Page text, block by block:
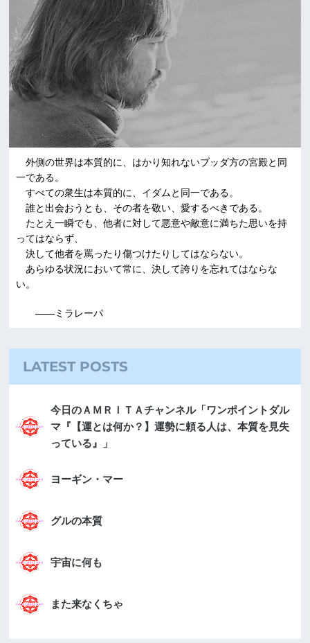
外側の世界は本質的に、はかり知れないブッダ方の宮殿と同
一である。
すべての衆生は本質的に、イダムと同一である。
誰と出会おうとも、その者を敬い、愛するべきである。
たとえ一瞬でも、他者に対して悪意や敵意に満ちた思いを持
ってはならず、
決して他者を罵ったり傷つけたりしてはならない。
あらゆる状況において常に、決して誇りを忘れてはならな
い。
――ミラレーパ
LATEST POSTS
今日のＡＭＲＩＴＡチャンネル「ワンポイントダル
マ『【運とは何か？】運勢に頼る人は、本質を見失
っている』」
ヨーギン・マー
グルの本質
宇宙に何も
また来なくちゃ